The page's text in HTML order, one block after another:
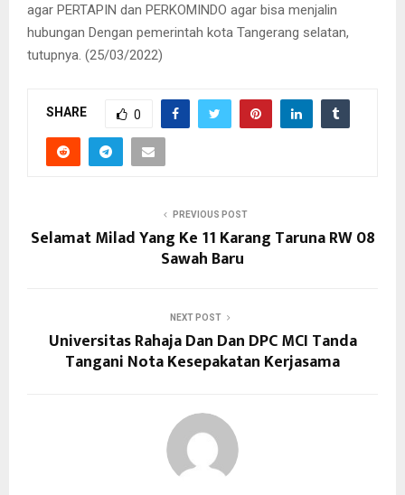
agar PERTAPIN dan PERKOMINDO agar bisa menjalin
hubungan Dengan pemerintah kota Tangerang selatan,
tutupnya. (25/03/2022)
SHARE 0
PREVIOUS POST
Selamat Milad Yang Ke 11 Karang Taruna RW 08
Sawah Baru
NEXT POST
Universitas Rahaja Dan Dan DPC MCI Tanda
Tangani Nota Kesepakatan Kerjasama